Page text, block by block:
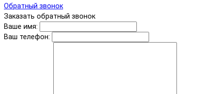
Обратный звонок
Заказать обратный звонок
Ваше имя:
Ваш телефон: